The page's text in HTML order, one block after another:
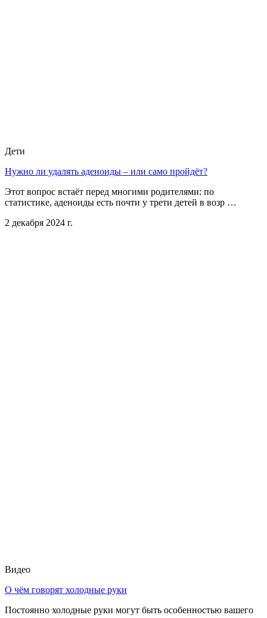
Дети
Нужно ли удалять аденоиды – или само пройдёт?
Этот вопрос встаёт перед многими родителями: по
статистике, аденоиды есть почти у трети детей в возр …
2 декабря 2024 г.
Видео
О чём говорят холодные руки
Постоянно холодные руки могут быть особенностью вашего